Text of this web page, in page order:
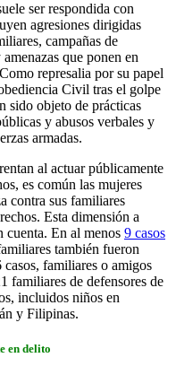
ser respondida con
agresiones dirigidas
campañas de
que ponen en
represalia por su papel
Civil tras el golpe
sido objeto de prácticas
y abusos verbales y
armadas.
al actuar públicamente
es común las mujeres
contra sus familiares
Esta dimensión a
cuenta. En al menos 9 casos
también fueron
familiares o amigos
familiares de defensores de
incluidos niños en
y Filipinas.
en delito